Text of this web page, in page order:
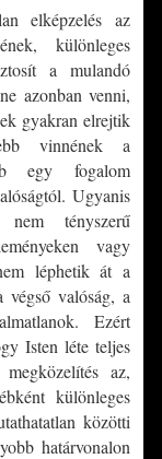
elképzelés az
különleges
a mulandó
azonban venni,
gyakran elrejtik
vinnének a
egy fogalom
Ugyanis
tényszerű
vagy
léphetik át a
végső valóság, a
Ezért
Isten léte teljes
az,
különleges
közötti
határvonalon